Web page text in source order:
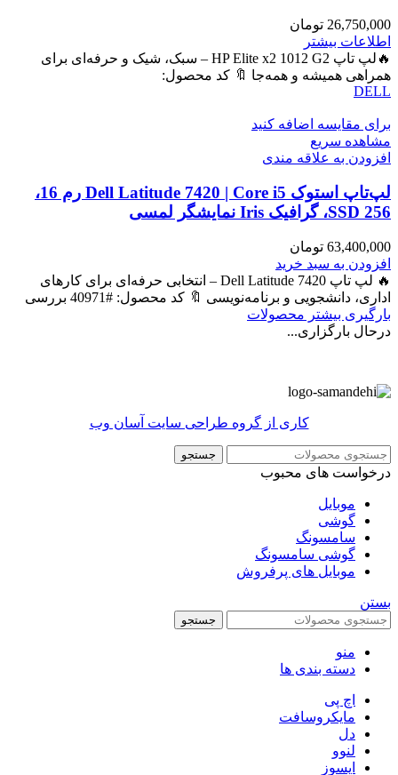
26,750,000 تومان
اطلاعات بیشتر
🔥لپ تاپ HP Elite x2 1012 G2 – سبک، شیک و حرفه‌ای برای
همراهی همیشه و همه‌جا 🔖 کد محصول:
DELL
برای مقایسه اضافه کنید
مشاهده سریع
افزودن به علاقه مندی
لپ‌تاپ استوک Dell Latitude 7420 | Core i5 رم 16،
SSD 256، گرافیک Iris نمایشگر لمسی
63,400,000 تومان
افزودن به سبد خرید
🔥 لپ تاپ Dell Latitude 7420 – انتخابی حرفه‌ای برای کارهای
اداری، دانشجویی و برنامه‌نویسی 🔖 کد محصول: #40971 بررسی
بارگیری بیشتر محصولات
درحال بارگزاری...
کاری از گروه طراحی سایت آسان وب
جستجو
درخواست های محبوب
موبایل
گوشی
سامسونگ
گوشی سامسونگ
موبایل های پرفروش
بستن
جستجو
منو
دسته بندی ها
اچ پی
مایکروسافت
دل
لنوو
ایسوز